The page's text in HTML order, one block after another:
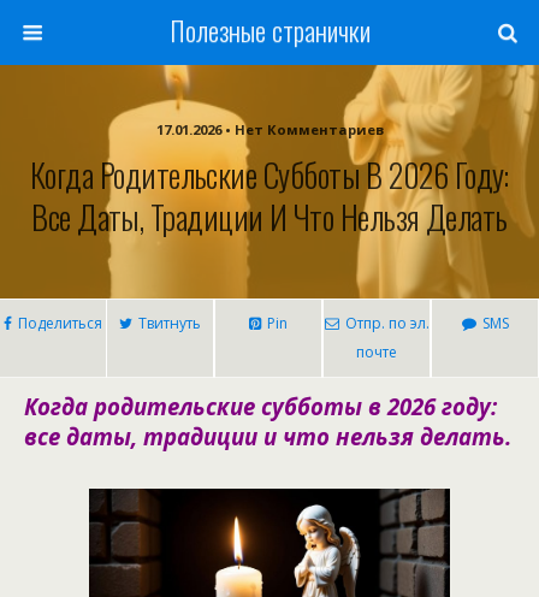
Полезные странички
17.01.2026 • Нет Комментариев
Когда Родительские Субботы В 2026 Году:
Все Даты, Традиции И Что Нельзя Делать
Поделиться Твитнуть Pin
Отпр. по эл.
почте
SMS
Когда родительские субботы в 2026 году:
все даты, традиции и что нельзя делать.